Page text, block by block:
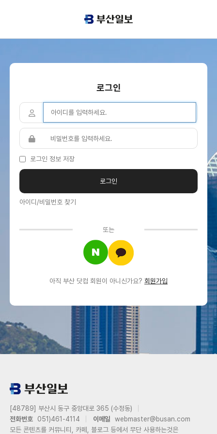
로그인
로그인 정보 저장
아이디/비밀번호 찾기
또는
아직 부산 닷컴 회원이 아니신가요? 회원가입
[48789] 부산시 동구 중앙대로 365 (수정동)
전화번호
051)461-4114 이메일
webmaster@busan.com
모든 콘텐츠를 커뮤니티, 카페, 블로그 등에서 무단 사용하는것은